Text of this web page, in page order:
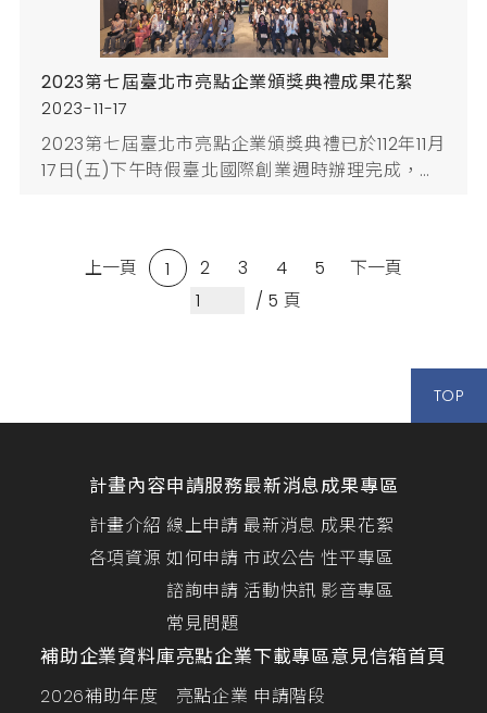
2023第七屆臺北市亮點企業頒獎典禮成果花絮
2023-11-17
2023第七屆臺北市亮點企業頒獎典禮已於112年11月
17日(五)下午時假臺北國際創業週時辦理完成，邀
響十分熱烈112/11/17日於三創生活園區5樓
CLAPPER STUDIO舉辦完成，歷屆得獎企業、獲補
助之臺北創業家以及臺北市創新生態系夥伴共115
上一頁 1 2 3 4 5
下一頁
/ 5 頁
TOP
計畫內容
計畫介紹
各項資源
申請服務
線上申請
如何申請
諮詢申請
常見問題
最新消息
最新消息
市政公告
活動快訊
成果專區
成果花絮
性平專區
影音專區
補助企業資料庫
2026補助年度
亮點企業
亮點企業
下載專區
申請階段
意見信箱首頁